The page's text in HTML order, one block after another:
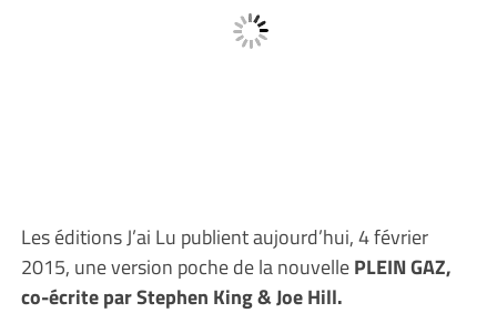
Les éditions J’ai Lu publient aujourd’hui, 4 février
2015, une version poche de la nouvellePLEIN GAZ,
co-écrite par Stephen King & Joe Hill.